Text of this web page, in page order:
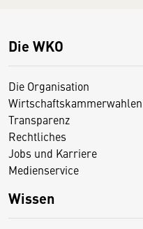
Die WKO
Die Organisation
Wirtschaftskammerwahlen
Transparenz
Rechtliches
Jobs und Karriere
Medienservice
Wissen